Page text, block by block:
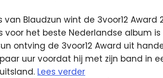
van Blaudzun wint de 3voor12 Award
voor het beste Nederlandse album
ontving de 3voor12 Award uit
uur voordat hij met zijn band in
Lees verder